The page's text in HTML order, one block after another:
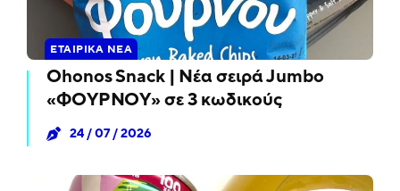
ΕΤΑΙΡΙΚΆ ΝΈΑ
Ohonos Snack | Νέα σειρά Jumbo
«ΦΟΥΡΝΟΥ» σε 3 κωδικούς
24 / 07 / 2026